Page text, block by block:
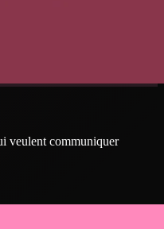
veulent communiquer